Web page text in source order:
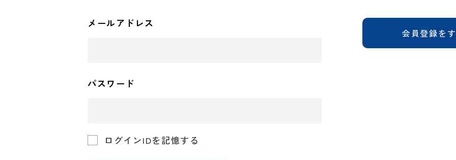
メールアドレス
パスワード
ログインIDを記憶する
会員登録を